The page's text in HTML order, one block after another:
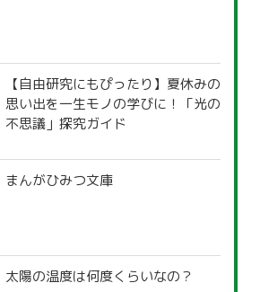
【自由研究にもぴったり】夏休みの
思い出を一生モノの学びに！「光の
不思議」探究ガイド
まんがひみつ文庫
太陽の温度は何度くらいなの？